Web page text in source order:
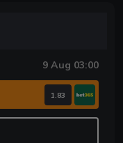
9 Aug 03:00
1.83